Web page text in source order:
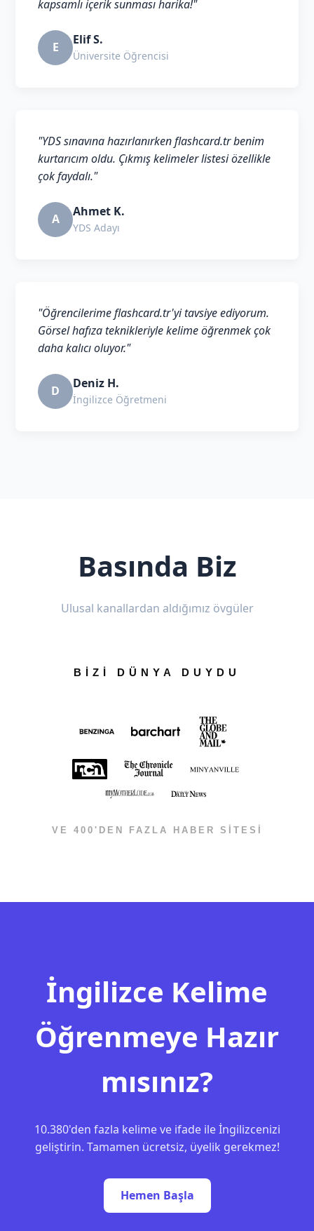
kapsamlı içerik sunması harika!"
E Elif S.
Üniversite Öğrencisi
"YDS sınavına hazırlanırken flashcard.tr benim
kurtarıcım oldu. Çıkmış kelimeler listesi özellikle
çok faydalı."
A Ahmet K.
YDS Adayı
"Öğrencilerime flashcard.tr'yi tavsiye ediyorum.
Görsel hafıza teknikleriyle kelime öğrenmek çok
daha kalıcı oluyor."
D Deniz H.
İngilizce Öğretmeni
Basında Biz
Ulusal kanallardan aldığımız övgüler
BİZİ DÜNYA DUYDU
VE 400'DEN FAZLA HABER SİTESİ
İngilizce Kelime
Öğrenmeye Hazır
mısınız?
10.380'den fazla kelime ve ifade ile İngilizcenizi
geliştirin. Tamamen ücretsiz, üyelik gerekmez!
Hemen Başla